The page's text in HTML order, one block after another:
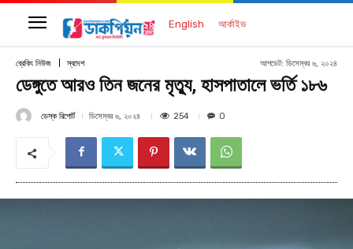
English আর্কাইভ
ব্রেকিং নিউজ স্বদেশ আপডেট: ডিসেম্বর ৬, ২০২৪
ডেঙ্গুতে আরও তিন জনের মৃত্যু, হাসপাতালে ভর্তি ১৮৬
ডেস্ক রিপোর্ট ডিসেম্বর ৬, ২০২৪ 254 0